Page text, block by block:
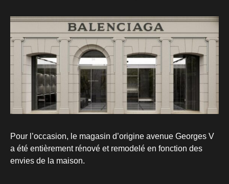
Pour l’occasion, le magasin d’origine avenue Georges V
a été entièrement rénové et remodelé en fonction des
envies de la maison.